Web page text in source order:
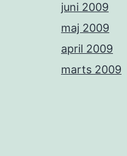
juni 2009
maj 2009
april 2009
marts 2009